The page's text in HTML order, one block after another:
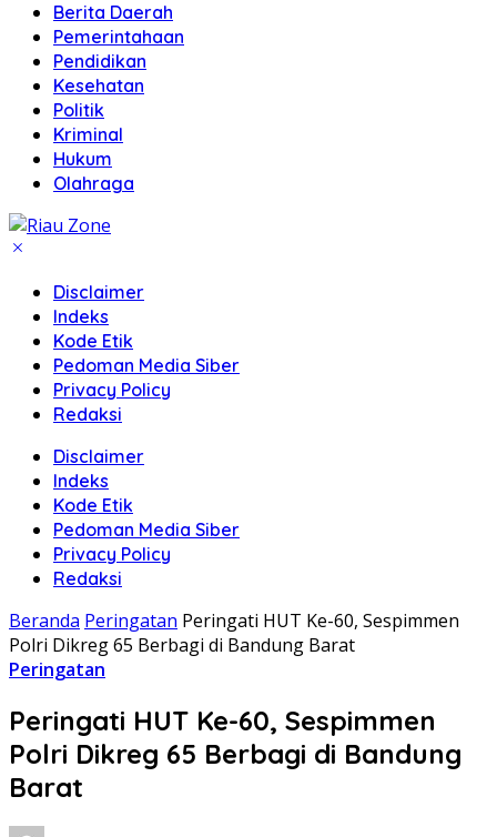
Berita Daerah
Pemerintahaan
Pendidikan
Kesehatan
Politik
Kriminal
Hukum
Olahraga
Disclaimer
Indeks
Kode Etik
Pedoman Media Siber
Privacy Policy
Redaksi
Disclaimer
Indeks
Kode Etik
Pedoman Media Siber
Privacy Policy
Redaksi
Beranda Peringatan Peringati HUT Ke-60, Sespimmen
Polri Dikreg 65 Berbagi di Bandung Barat
Peringatan
Peringati HUT Ke-60, Sespimmen
Polri Dikreg 65 Berbagi di Bandung
Barat